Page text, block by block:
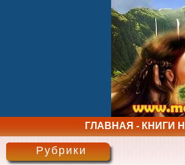
ГЛАВНАЯ - КНИГИ
Рубрики